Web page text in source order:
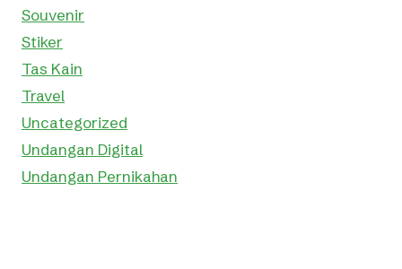
Souvenir
Stiker
Tas Kain
Travel
Uncategorized
Undangan Digital
Undangan Pernikahan